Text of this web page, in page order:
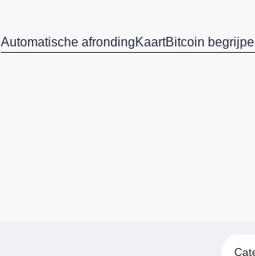
Automatische afrondingKaartBitcoin